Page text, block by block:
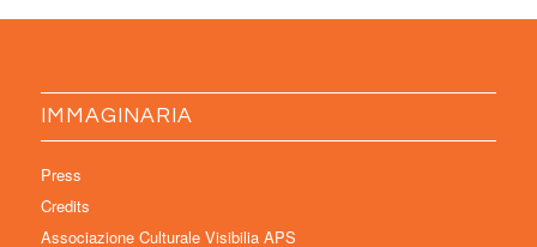
IMMAGINARIA
Press
Credits
Associazione Culturale Visibilia APS